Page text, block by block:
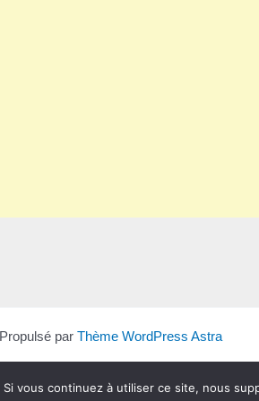
par Thème WordPress Astra
vous continuez à utiliser ce site, nous